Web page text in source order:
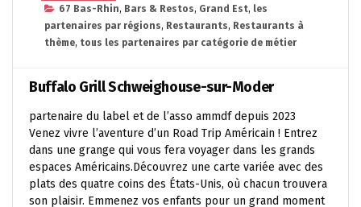
67 Bas-Rhin, Bars & Restos, Grand Est, les
partenaires par régions, Restaurants, Restaurants à
thème, tous les partenaires par catégorie de métier
Buffalo Grill Schweighouse-sur-Moder
partenaire du label et de l’asso ammdf depuis 2023
Venez vivre l’aventure d’un Road Trip Américain ! Entrez
dans une grange qui vous fera voyager dans les grands
espaces Américains.Découvrez une carte variée avec des
plats des quatre coins des États-Unis, où chacun trouvera
son plaisir. Emmenez vos enfants pour un grand moment